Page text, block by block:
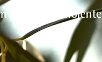
el medio ambiente